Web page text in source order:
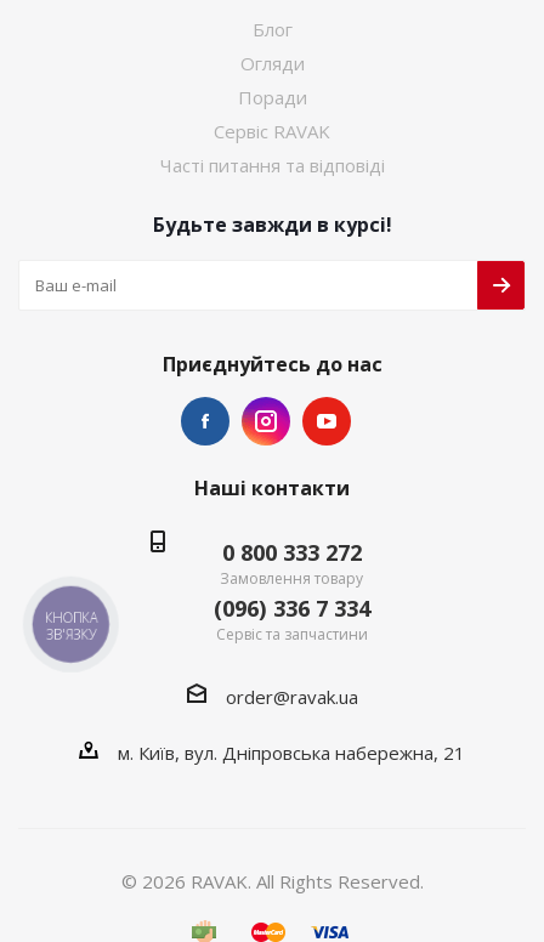
Блог
Огляди
Поради
Сервіс RAVAK
Часті питання та відповіді
Будьте завжди в курсі!
Приєднуйтесь до нас
Наші контакти
0 800 333 272
Замовлення товару
(096) 336 7 334
Сервіс та запчастини
order@ravak.ua
м. Київ, вул. Дніпровська набережна, 21
© 2026 RAVAK. All Rights Reserved.
КНОПКА
ЗВ'ЯЗКУ